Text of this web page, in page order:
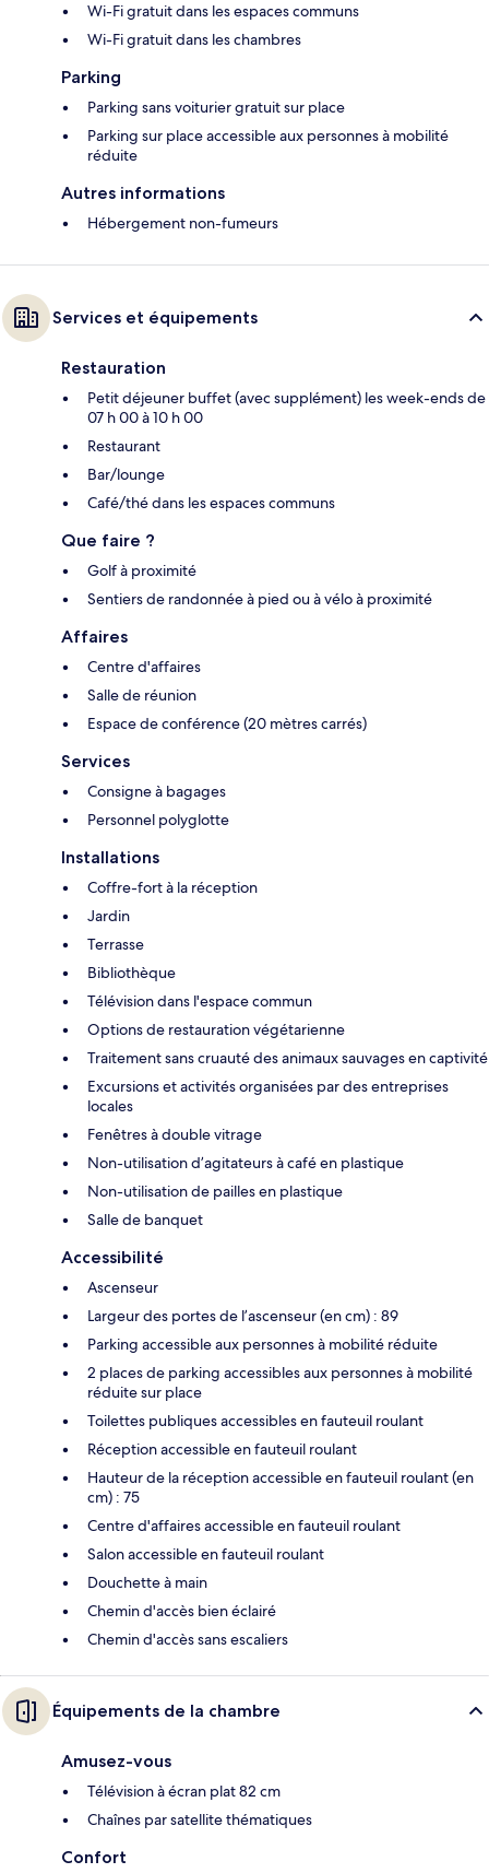
Wi-Fi gratuit dans les espaces communs
Wi-Fi gratuit dans les chambres
Parking
Parking sans voiturier gratuit sur place
Parking sur place accessible aux personnes à mobilité
réduite
Autres informations
Hébergement non-fumeurs
Services et équipements
Restauration
Petit déjeuner buffet (avec supplément) les week-ends de
07 h 00 à 10 h 00
Restaurant
Bar/lounge
Café/thé dans les espaces communs
Que faire ?
Golf à proximité
Sentiers de randonnée à pied ou à vélo à proximité
Affaires
Centre d'affaires
Salle de réunion
Espace de conférence (20 mètres carrés)
Services
Consigne à bagages
Personnel polyglotte
Installations
Coffre-fort à la réception
Jardin
Terrasse
Bibliothèque
Télévision dans l'espace commun
Options de restauration végétarienne
Traitement sans cruauté des animaux sauvages en captivité
Excursions et activités organisées par des entreprises
locales
Fenêtres à double vitrage
Non-utilisation d’agitateurs à café en plastique
Non-utilisation de pailles en plastique
Salle de banquet
Accessibilité
Ascenseur
Largeur des portes de l’ascenseur (en cm) : 89
Parking accessible aux personnes à mobilité réduite
2 places de parking accessibles aux personnes à mobilité
réduite sur place
Toilettes publiques accessibles en fauteuil roulant
Réception accessible en fauteuil roulant
Hauteur de la réception accessible en fauteuil roulant (en
cm) : 75
Centre d'affaires accessible en fauteuil roulant
Salon accessible en fauteuil roulant
Douchette à main
Chemin d'accès bien éclairé
Chemin d'accès sans escaliers
Équipements de la chambre
Amusez-vous
Télévision à écran plat 82 cm
Chaînes par satellite thématiques
Confort